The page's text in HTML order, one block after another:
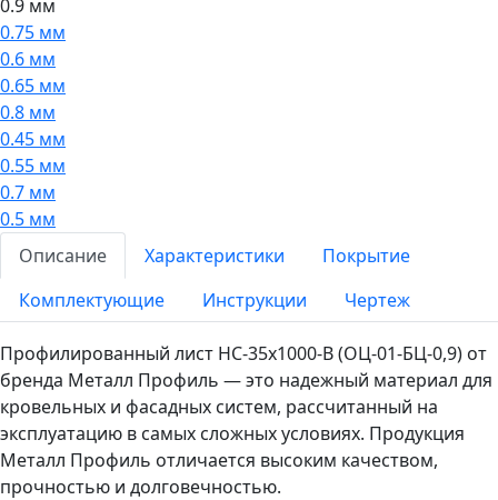
0.9 мм
0.75 мм
0.6 мм
0.65 мм
0.8 мм
0.45 мм
0.55 мм
0.7 мм
0.5 мм
Описание
Характеристики
Покрытие
Комплектующие
Инструкции Чертеж
Профилированный лист НС-35x1000-B (ОЦ-01-БЦ-0,9) от
бренда Металл Профиль — это надежный материал для
кровельных и фасадных систем, рассчитанный на
эксплуатацию в самых сложных условиях. Продукция
Металл Профиль отличается высоким качеством,
прочностью и долговечностью.